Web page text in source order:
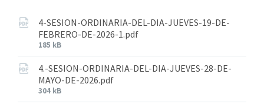
4-SESION-ORDINARIA-DEL-DIA-JUEVES-19-DE-
FEBRERO-DE-2026-1.pdf
185 kB
4.-SESION-ORDINARIA-DEL-DIA-JUEVES-28-DE-
MAYO-DE-2026.pdf
304 kB